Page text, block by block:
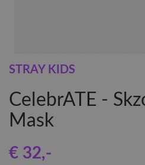
STRAY KIDS
CelebrATE -
Mask
€ 32,-